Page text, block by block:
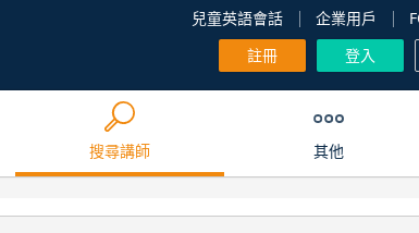
兒童英語會話 企業用戶
註冊
登入
搜尋講師 其他